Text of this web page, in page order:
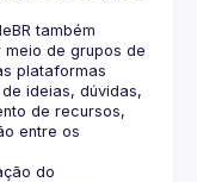
também
meio de grupos de
plataformas
ideias, dúvidas,
de recursos,
entre os
do